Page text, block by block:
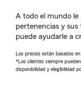
A todo el mundo le
pertenencias y sus
puede ayudarle a
Los precios están basados
*Los clientes siempre
disponibilidad y elegibilidad